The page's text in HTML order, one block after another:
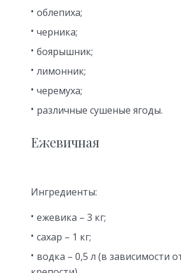
облепиха;
черника;
боярышник;
лимонник;
черемуха;
различные сушеные ягоды.
Ежевичная
Ингредиенты:
ежевика – 3 кг;
сахар – 1 кг;
водка – 0,5 л (в зависимости